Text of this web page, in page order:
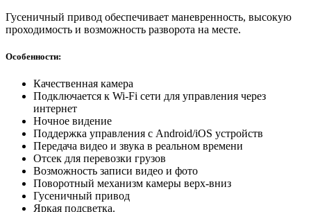
Гусеничный привод обеспечивает маневренность, высокую
проходимость и возможность разворота на месте.
Особенности:
Качественная камера
Подключается к Wi-Fi сети для управления через
интернет
Ночное видение
Поддержка управления с Android/iOS устройств
Передача видео и звука в реальном времени
Отсек для перевозки грузов
Возможность записи видео и фото
Поворотный механизм камеры верх-вниз
Гусеничный привод
Яркая подсветка.